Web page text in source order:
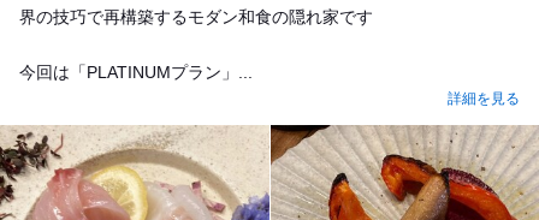
界の技巧で再構築するモダン和食の隠れ家です
今回は「PLATINUMプラン」...
詳細を見る